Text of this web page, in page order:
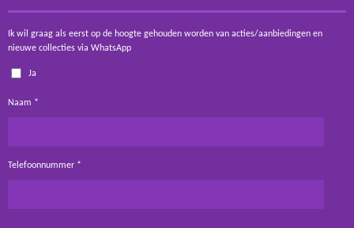
Ik wil graag als eerst op de hoogte gehouden worden van acties/aanbiedingen en
nieuwe collecties via WhatsApp
Ja
Naam *
Telefoonnummer *